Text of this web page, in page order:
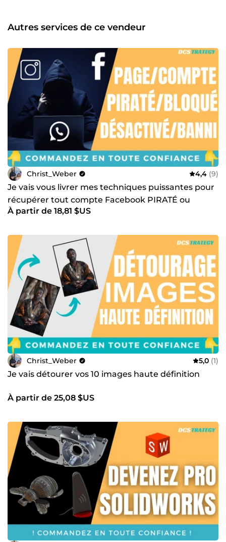
Autres services de ce vendeur
Christ_Weber 4,4 (9)
Je vais vous livrer mes techniques puissantes pour
récupérer tout compte Facebook PIRATÉ ou
BANNI
À partir de 18,81 $US
Christ_Weber 5,0 (1)
Je vais détourer vos 10 images haute définition
À partir de 25,08 $US